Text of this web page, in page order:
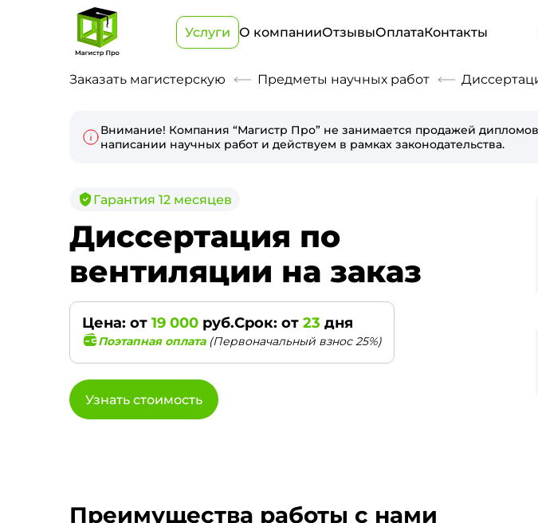
Услуги О компанииОтзывыОплатаКонтакты
Заказать магистерскую Предметы научных работ
Внимание! Компания “Магистр Про” не занимается продажей
написании научных работ и действуем в рамках законодательства.
Гарантия 12 месяцев
Диссертация по
вентиляции на заказ
Цена: от 19 000 руб.Срок: от 23 дня
Поэтапная оплата(Первоначальный взнос 25%)
Узнать стоимость
Преимущества работы с нами